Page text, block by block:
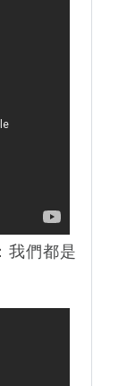
我們都是